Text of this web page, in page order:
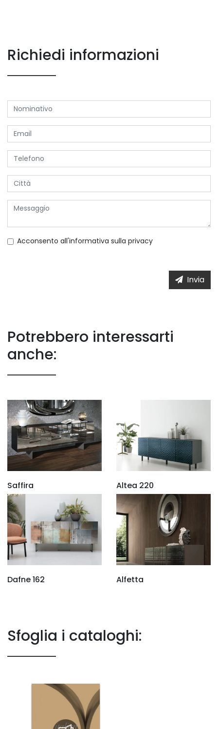
Richiedi informazioni
Acconsento all'informativa sulla privacy
Invia
Potrebbero interessarti
anche:
Saffira Altea 220
Dafne 162 Alfetta
Sfoglia i cataloghi: